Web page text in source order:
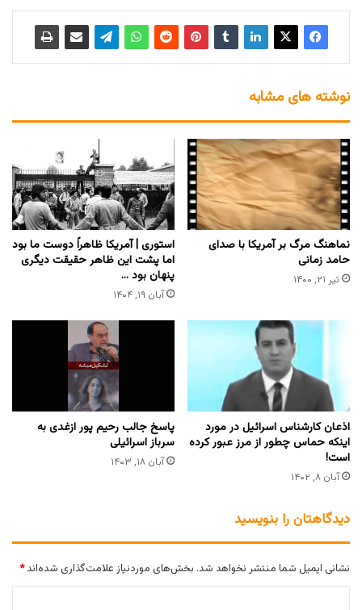
نوشته های مشابه
نماهنگ مرگ بر آمریکا با صدای
حامد زمانی
تیر ۲۱, ۱۴۰۰
استوری | آمریکا ظاهراً دوست ما بود
اما پشت این ظاهر حقیقت دیگری
پنهان بود …
آبان ۱۹, ۱۴۰۴
اذعان کارشناس اسرائیل در مورد
اینکه حماس چطور از مرز عبور کرده
است!
آبان ۸, ۱۴۰۲
پاسخ جالب رحیم پور ازغدی به
سرباز اسرائیلی
آبان ۱۸, ۱۴۰۳
دیدگاهتان را بنویسید
نشانی ایمیل شما منتشر نخواهد شد. بخش‌های موردنیاز علامت‌گذاری شده‌اند*